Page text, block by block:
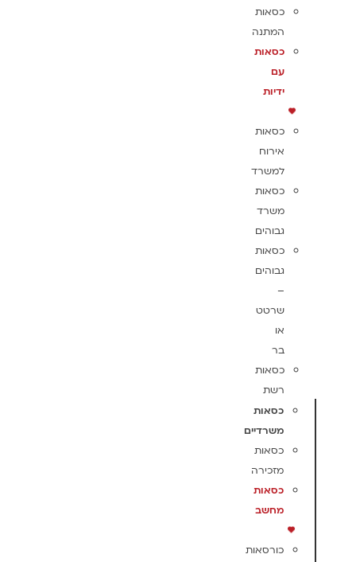
כסאות
המתנה
כסאות
עם
ידיות
כסאות
אירוח
למשרד
כסאות
משרד
גבוהים
כסאות
גבוהים
–
שרטט
או
בר
כסאות
רשת
כסאות
משרדיים
כסאות
מזכירה
כסאות
מחשב
כורסאות